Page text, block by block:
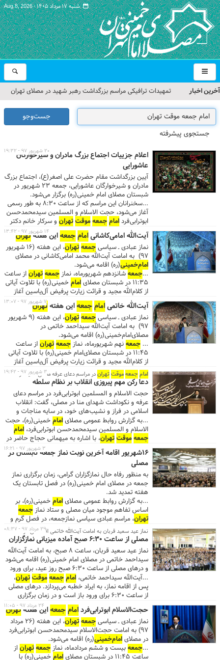
شنبه ۱۷ مرداد ۱۴۰۵ - Aug 8, 2026
آخرین اخبار
تمهیدات ترافیکی مراسم بزرگداشت رهبر شهید در مصلای تهران
اعلام شد
حجت‌الاسلام حاج علی‌اکبری؛ خطیب این هفته نماز جمعه تهران
معظم انقلاب
گزارش تصویری| مراسم نماز بر پیکر امام شهید انقلاب اسلامی ایران
گزارش تصویری| مراسم بزرگداشت آقای شهید ایران
جست‌وجو
جستجوی پیشرفته
اعلام جزییات اجتماع بزرگ مادران و شیرخوارگان
عاشورایی
آیین بزرگداشت مقام حضرت علی اصغر(ع)، اجتماع بزرگ
مادران و شیرخوارگان عاشورایی، جمعه ۲۳ شهریور در
شبستان مصلای امام خمینی(ره) برگزار می‌شود.
...سخنرانان این مراسم که از ساعت ۸:۳۰ به طور رسمی
آغاز می‌شود، حجت الاسلام و المسلمین سیدمحمدحسن
ابوترابی‌فردامامجمعهموقتتهران و سرکار خانم دکتر
حاج‌عبدالباقی هستند. آقایان حاج مرتضی طاهری و امیر
عباسی و همچنین حامد سهندی و امیرعباس ناهیدی در
این برنامه به ذکر مصیبت اهل‌بیت(ع) می پردازند. ...این
سوگواره به طور مستقیم از شبکه‌ دو سیما و شبکه
رادیوییتهرانپخش می‌شود....
۲۰ شهریور ۹۷ - ۱۹:۳۲
آیت‌الله امامی‌کاشانیامامجمعهاین هفتهتهران
نماز عبادی ـ سیاسیجمعهتهران
، این هفته (۱۶ شهریور
۹۷) به امامت آیت‌الله محمد امامی‌کاشانی در مصلای
امام‌خمینی(ره) اقامه می‌شود.
...جمعهشانزدهم شهریورماه، نمازجمعهتهراناز ساعت
۱۱:۳۵ در شبستان مصلای
امامخمینی(ره) با تلاوت آیاتی
از کلام‌الله مجید و قرائت زیارت پرفیض آل‌یاسین آغاز
می‌شود. ...درهای مصلی از ساعت ۱۰ صبح به روی
نمازگزاران عزیز باز است و آیت‌الله امامی‌کاشانی
جمعهموقت تهران، خطبه‌های نمازجمعهرا پیش از
ساعت ۱۳ شروع می‌نماید. گفتنی است اذان ظهر به افق
تهراندر روزجمعهساعت ۱۳:۰۳ است....
۱۴ شهریور ۹۷ - ۱۳:۴۲
آیت‌الله خاتمیامامجمعهاین هفته تهران
نماز عبادی ـ سیاسیجمعهتهران
، این هفته (۹ شهریور
۹۷) به امامت آیت‌الله سیداحمد خاتمی در
مصلای‌امام‌خمینی(ره) اقامه می‌شود.
... جمعهنهم شهریورماه، نمازجمعهتهراناز ساعت
۱۱:۴۵ در شبستان
مصلای‌امام خمینی(ره) با تلاوت آیاتی
از کلام‌الله مجید و قرائت زیارت پرفیض آل‌یاسین آغاز
می‌شود. ...درهای مصلی از ساعت ۱۰ صبح به روی
نمازگزاران عزیز باز است و آیت‌الله خاتمیامام جمعه
موقت تهران ، خطبه‌های نماز جمعه
شروع می‌نماید. گفتنی است اذان ظهر به افقتهراندر
روزجمعهساعت ۱۳:۰۵ است....
۷ شهریور ۹۷ - ۱۳:۰۷
امامجمعهموقتتهراندر مراسم دعای عرفه مصلی تاکید کرد
دعا رکن مهم پیروزی انقلاب بر نظام سلطه
حجت الاسلام و المسلمین ابوترابی‌فرد در مراسم دعای
عرفه و نکوداشت شهدای منا در مصلی، گفت: انقلاب
اسلامی در فراز و نشیب‌های خود، در سایه مناجات و
رابطه‌ی با خدای متعال، دستاوردهای فراوانی بدست آورده
و یکی از ارکان مهم پیروزی ما در دفاع مقدس و نیز در
عرصه‌ی رویارویی با نظام سلطه، دعا بوده است.
...به گزارش روابط عمومی مصلایامامخمینی(ره)، حجت
الاسلام و المسلمین سیدمحمدحسن ابوترابی‌فرد، امام
جمعهموقتتهران، با اشاره به میهمانی حجاج حاضر در
صحرای عرفات نزد خداوند متعال، روز عرفه را روز آموزش
چگونگی گفتگو با آفریدگار عالم هستی دانست و گفت:
خداوند دوست دارد که انسان و بنده‌ی صالح او با معلم و
مربی خویش، گفتگو نماید. ...امام جمعهموقت تهران
تبیین مقام مربی‌گری خداوند متعال برای بندگان خود،
بیان داشت: به شما خانم‌ها و آقایان عرض کنم اگر
انسان با قدم بندگی حرکت کرد، همه حوادث برای او خیر
است. ...
۳ شهریور ۹۷ - ۱۹:۴۲
۱۶شهریور اقامه آخرین نوبت نماز جمعه تابستان در
مصلی
به منظور رفاه حال نمازگزاران گرامی، زمان برگزاری نماز
جمعه در مصلای امام خمینی(ره) در فصل تابستان یک
هفته تمدید شد.
...به گزارش روابط عمومی مصلایامامخمینی(ره)، بر
اساس تفاهم موجود میان مصلی و ستاد نمازجمعه
تهران، مراسم عبادی سیاسی نمازجمعه، در فصل گرم و
سرد سال(۶/۵ ماه از سال)، در محل شبستان مصلی
برگزار می‌شود. با توجه به گرمای هوا و ضرورت
خدمات‌رسانی بهتر به نمازگزاران، که همیشه مدنظر
مدیریت مصلی بوده است و علی رغم اطلاع‌رسانی انجام
شده قبلی، مصلایامامخمینی(ره)جمعه
۱۶ شهریور نیز
میزبان نمازگزاران نمازجمعهخواهد بود. سایر موارد
درباره برگزاری نمازجمعه، طبق روال سابق، از سوی ستاد
نمازجمعهتهراناعلام می‌شود....
۳ شهریور ۹۷ - ۱۶:۲۱
نماز عید سعید قربان به امامت آیت‌الله خاتمی اقامه می‌شود
مصلی از ساعت ۶:۳۰ صبح آماده میزبانی نمازگزاران
نماز عید سعید قربان، ساعت ۸ صبح، به امامت آیت‌الله
سیداحمد خاتمی در مصلای امام خمینی(ره) اقامه می‌شود
و درهای مصلی از ساعت ۶:۳۰ صبح روز عید، برای ورود
نمازگزاران باز است.
...آیت‌الله سیداحمد خاتمی، امامجمعهموقتتهران،
پس از اقامه نماز، به ایراد خطبه می‌پردازد. درهای مصلی
از ساعت ۶:۳۰ برای ورود باز است و در زمان برگزاری
مراسم، شهروندان می‌توانند برای عبور و مرور، از
ورودی‌های‌ شماره ۱۷، ۱۹ و ۲۰ در بزرگراه رسالت،
ورودی‌های‌ شماره ۷، ۱۲ و ۱۵ در خیابان شهید قنبرزاده و
ورودی‌های‌ شماره ۱ و ۳ در خیابان شهید بهشتی،
استفاده کنند. ...همچنین ۲ ایستگاه مصلی و شهید
بهشتی در خطوط یک و سه مترویتهران، در ضلع شمال
و جنوب مصلایامامخمینی(ره) خدمات رسانی می‌کنند.
۲۹ مرداد ۹۷ - ۰۸:۳۷
حجت‌الاسلام ابوترابی‌فردامامجمعهاین هفتهتهران
نماز عبادی ـ سیاسیجمعهتهران
، این هفته (۲۶ مرداد
۹۷) به امامت حجت‌الاسلام سیدمحمدحسن ابوترابی‌فرد
در مصلایامام‌خمینی(ره) اقامه می‌شود.
...جمعهبیست و ششم مردادماه، نمازجمعهتهراناز
ساعت ۱۱:۴۵ در شبستان مصلای
امامخمینی(ره) با
۲۴ مرداد ۹۷ - ۱۱:۰۵